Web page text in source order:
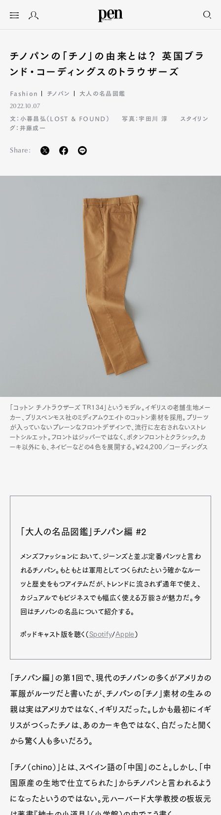
チノパンの「チノ」の由来とは？ 英国ブラ
ンド・コーディングスのトラウザーズ
Fashion チノパン 大人の名品図鑑
2022.10.07
文：小暮昌弘（LOST & FOUND）
写真：宇田川 淳
スタイリン
グ：井藤成一
Share:
「コットン チノトラウザーズ TR134」というモデル。イギリスの老舗生地メー
カー、ブリスベンモス社のミディアムウエイトのコットン素材を採用。プリーツ
が入っていないプレーンなフロントデザインで、流行に左右されないストレ
ートシルエット。フロントはジッパーではなく、ボタンフロントとクラシック。カ
ーキ以外にも、ネイビーなどの４色を展開する。¥24,200／コーディングス
「大人の名品図鑑」チノパン編 #2
メンズファッションにおいて、ジーンズと並ぶ定番パンツと言わ
れるチノパン。もともとは軍用としてつくられたという確かなルー
ツと歴史をもつアイテムだが、トレンドに流されず通年で使え、
カジュアルでもビジネスでも幅広く使える万能さが魅力だ。今
回はチノパンの名品について紹介する。
ポッドキャスト版を聴く（ Spotify/Apple ）
「チノパン編」の第１回で、現代のチノパンの多くがアメリカの
軍服がルーツだと書いたが、チノパンの「チノ」素材の生みの
親は実はアメリカではなく、イギリスだった。しかも最初にイギ
リスがつくったチノは、あのカーキ色ではなく、白だったと聞く
から驚く人も多いだろう。
「チノ（chino）」とは、スペイン語の「中国」のこと。しかし、「中
国原産の生地で仕立てられた」からチノパンと言われるよう
になったというのではない。元ハーバード大学教授の板坂元